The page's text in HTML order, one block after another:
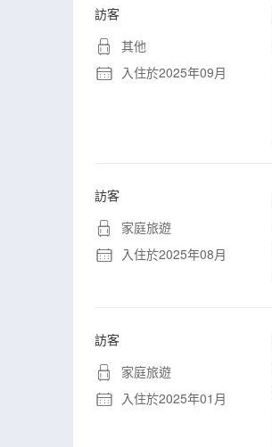
訪客
其他
入住於2025年09月
訪客
家庭旅遊
入住於2025年08月
訪客
家庭旅遊
入住於2025年01月